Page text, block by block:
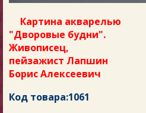
Картина акварелью
"Дворовые будни".
Живописец,
пейзажист Лапшин
Борис Алексеевич
Код товара:1061